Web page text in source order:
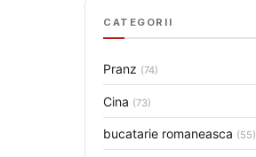
CATEGORII
Pranz (74)
Cina (73)
bucatarie romaneasca (55)